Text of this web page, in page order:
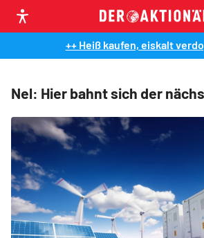
++ Heiß kaufen, eiskalt
Nel: Hier bahnt sich der